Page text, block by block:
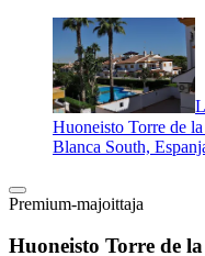
Huoneisto Torre de
Blanca South,
Premium-majoittaja
Huoneisto Torre de